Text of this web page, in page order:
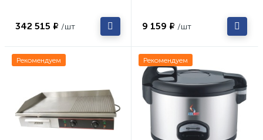
342 515 ₽ /шт 9 159 ₽ /шт
Рекомендуем Рекомендуем